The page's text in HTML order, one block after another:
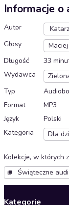
Informacje o
Autor
Głosy
Długość
33
Wydawca
Typ
Format
MP3
Język
Polski
Kategoria
Dla
Kolekcje, w których
Świąteczne
Kategorie